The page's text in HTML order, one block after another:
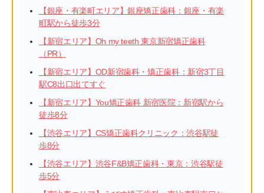
【銀座・有楽町エリア】銀座矯正歯科：銀座・有楽
町駅から徒歩3分
【新宿エリア】Oh my teeth 東京新宿矯正歯科
（PR）
【新宿エリア】OD新宿歯科・矯正歯科：新宿3丁目
駅C8出口出てすぐ
【新宿エリア】You矯正歯科 新宿医院：新宿駅から
徒歩8分
【渋谷エリア】CS矯正歯科クリニック：渋谷駅徒
歩8分
【渋谷エリア】渋谷F&B矯正歯科・東京：渋谷駅徒
歩5分